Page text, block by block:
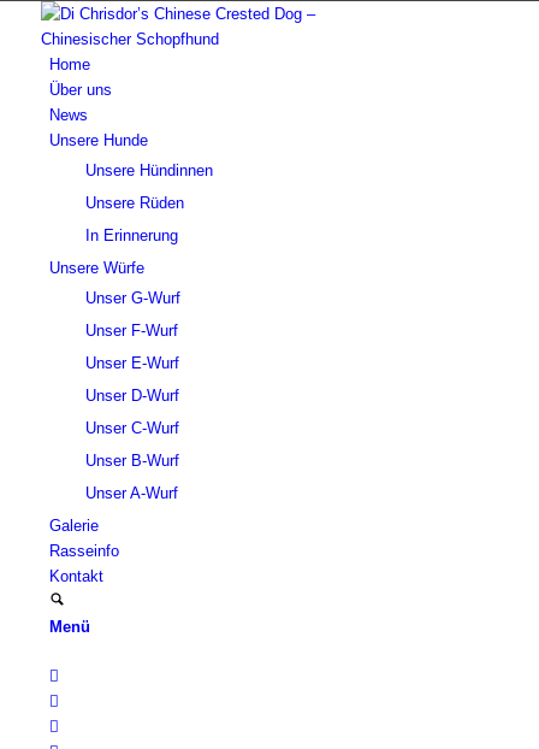
Home
Über uns
News
Unsere Hunde
Unsere Hündinnen
Unsere Rüden
In Erinnerung
Unsere Würfe
Unser G-Wurf
Unser F-Wurf
Unser E-Wurf
Unser D-Wurf
Unser C-Wurf
Unser B-Wurf
Unser A-Wurf
Galerie
Rasseinfo
Kontakt
Menü